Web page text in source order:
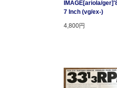
IMAGE[ariola/
7 Inch (vg/ex-)
4,800円